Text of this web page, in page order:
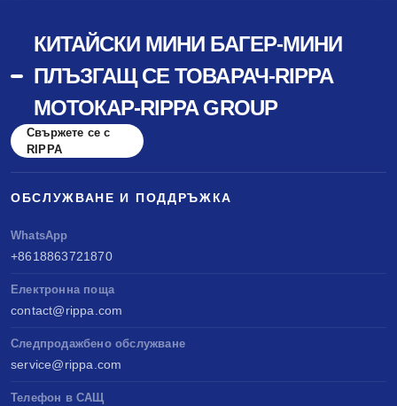
КИТАЙСКИ МИНИ БАГЕР-МИНИ
ПЛЪЗГАЩ СЕ ТОВАРАЧ-RIPPA
МОТОКАР-RIPPA GROUP
Свържете се с
RIPPA
ОБСЛУЖВАНЕ И ПОДДРЪЖКА
WhatsApp
+8618863721870
Електронна поща
contact@rippa.com
Следпродажбено обслужване
service@rippa.com
Телефон в САЩ